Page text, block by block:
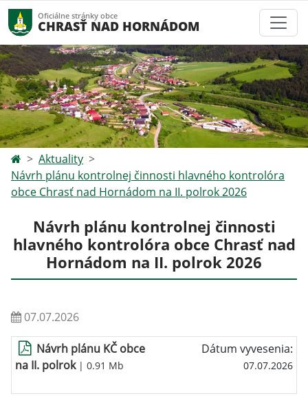
Oficiálne stránky obce
CHRASŤ NAD HORNÁDOM
Aktuality
Návrh plánu kontrolnej činnosti hlavného kontrolóra
obce Chrasť nad Hornádom na II. polrok 2026
Návrh plánu kontrolnej činnosti
hlavného kontrolóra obce Chrasť nad
Hornádom na II. polrok 2026
07.07.2026
Návrh plánu KČ obce
na II. polrok| 0.91 Mb
Dátum vyvesenia:
07.07.2026